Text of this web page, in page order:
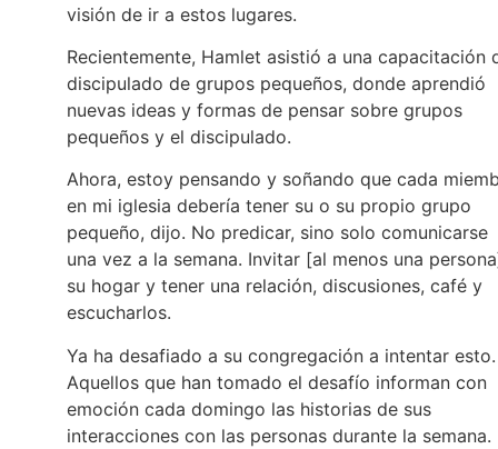
visión de ir a estos lugares.
Recientemente, Hamlet asistió a una capacitación
discipulado de grupos pequeños, donde aprendió
nuevas ideas y formas de pensar sobre grupos
pequeños y el discipulado.
Ahora, estoy pensando y soñando que cada
en mi iglesia debería tener su o su propio grupo
pequeño, dijo. No predicar, sino solo comunicarse
una vez a la semana. Invitar [al menos una
su hogar y tener una relación, discusiones, café y
escucharlos.
Ya ha desafiado a su congregación a intentar esto.
Aquellos que han tomado el desafío informan con
emoción cada domingo las historias de sus
interacciones con las personas durante la semana.